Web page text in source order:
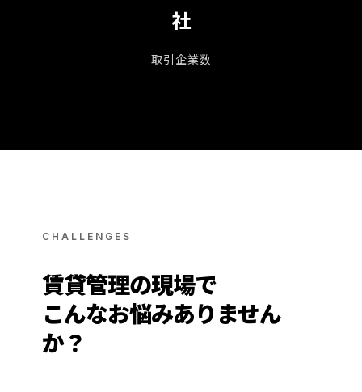
社
取引企業数
CHALLENGES
賃貸管理の現場で
こんなお悩みありません
か？